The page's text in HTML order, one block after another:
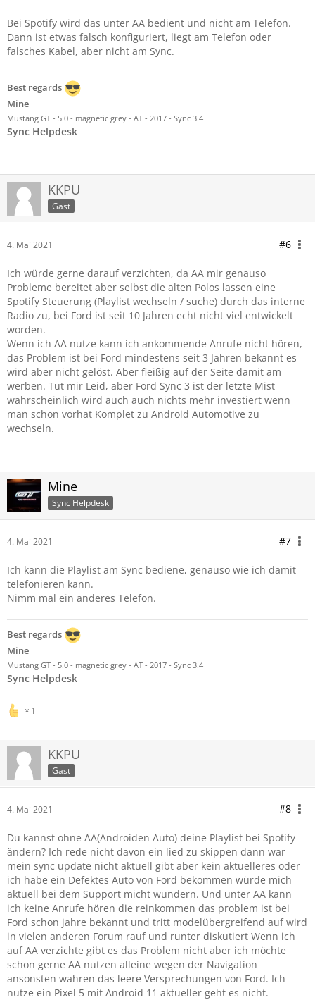
Bei Spotify wird das unter AA bedient und nicht am Telefon.
Dann ist etwas falsch konfiguriert, liegt am Telefon oder
falsches Kabel, aber nicht am Sync.
Best regards
Mine
Mustang GT - 5.0 - magnetic grey - AT - 2017 - Sync 3.4
Sync Helpdesk
KKPU
Gast
4. Mai 2021 #6
Ich würde gerne darauf verzichten, da AA mir genauso
Probleme bereitet aber selbst die alten Polos lassen eine
Spotify Steuerung (Playlist wechseln / suche) durch das interne
Radio zu, bei Ford ist seit 10 Jahren echt nicht viel entwickelt
worden.
Wenn ich AA nutze kann ich ankommende Anrufe nicht hören,
das Problem ist bei Ford mindestens seit 3 Jahren bekannt es
wird aber nicht gelöst. Aber fleißig auf der Seite damit am
werben. Tut mir Leid, aber Ford Sync 3 ist der letzte Mist
wahrscheinlich wird auch auch nichts mehr investiert wenn
man schon vorhat Komplet zu Android Automotive zu
wechseln.
Mine
Sync Helpdesk
4. Mai 2021 #7
Ich kann die Playlist am Sync bediene, genauso wie ich damit
telefonieren kann.
Nimm mal ein anderes Telefon.
Best regards
Mine
Mustang GT - 5.0 - magnetic grey - AT - 2017 - Sync 3.4
Sync Helpdesk
1
KKPU
Gast
4. Mai 2021 #8
Du kannst ohne AA(Androiden Auto) deine Playlist bei Spotify
ändern? Ich rede nicht davon ein lied zu skippen dann war
mein sync update nicht aktuell gibt aber kein aktuelleres oder
ich habe ein Defektes Auto von Ford bekommen würde mich
aktuell bei dem Support micht wundern. Und unter AA kann
ich keine Anrufe hören die reinkommen das problem ist bei
Ford schon jahre bekannt und tritt modelübergreifend auf wird
in vielen anderen Forum rauf und runter diskutiert Wenn ich
auf AA verzichte gibt es das Problem nicht aber ich möchte
schon gerne AA nutzen alleine wegen der Navigation
ansonsten wahren das leere Versprechungen von Ford. Ich
nutze ein Pixel 5 mit Android 11 aktueller geht es nicht.